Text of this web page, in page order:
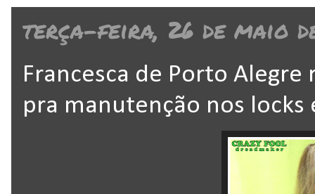
terça-feira, 26 de maio
Francesca de Porto
pra manutenção nos locks